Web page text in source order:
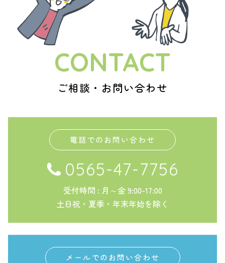
CONTACT
ご相談・お問い合わせ
電話でのお問い合わせ
0565-47-7756
受付時間 : 月～金 9:00-17:00
土日祝・夏季・年末年始を除く
メールでのお問い合わせ